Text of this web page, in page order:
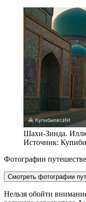
Шахи-Зинда.
Источник:
Фотографии
Смотреть фотографии
Нельзя обойти